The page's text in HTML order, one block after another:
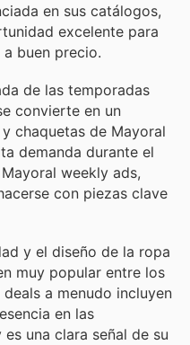
en sus catálogos,
excelente para
buen precio.
de las temporadas
convierte en un
chaquetas de Mayoral
demanda durante el
weekly ads,
con piezas clave
y el diseño de la ropa
muy popular entre los
a menudo incluyen
en las
una clara señal de su